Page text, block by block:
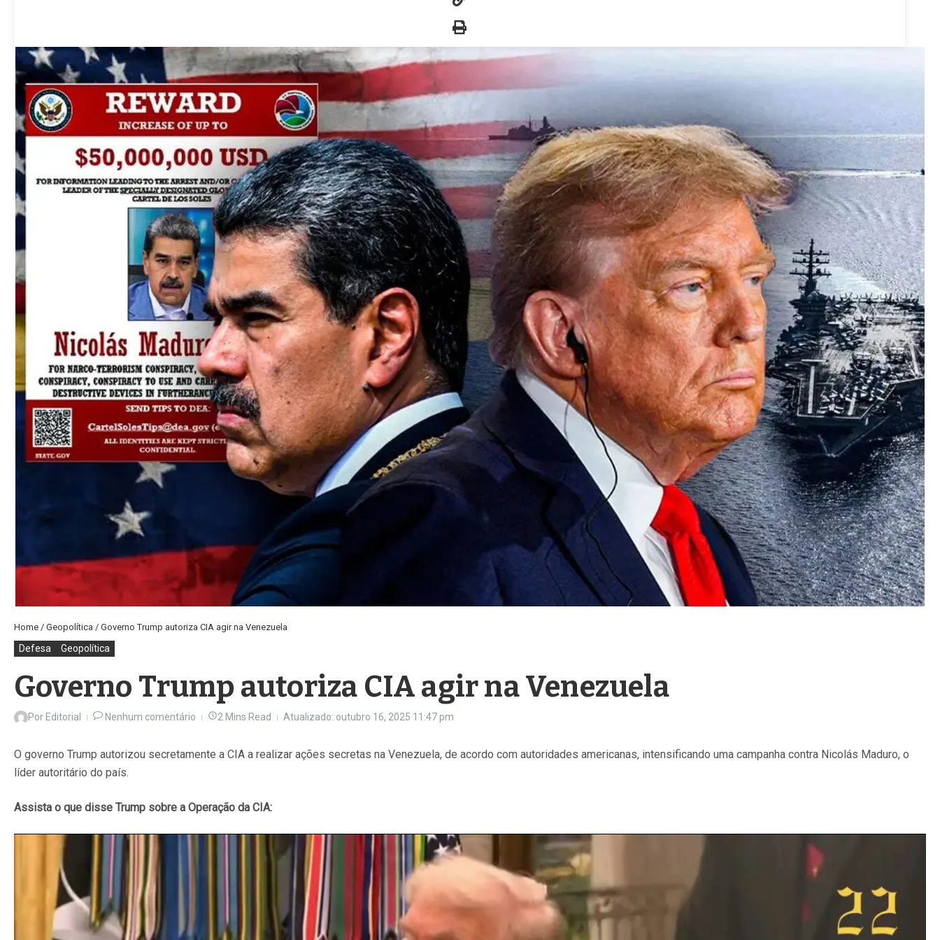
Home / Geopolítica / Governo Trump autoriza CIA agir na Venezuela
Defesa Geopolítica
Governo Trump autoriza CIA agir na Venezuela
Por Editorial Nenhum comentário 2 Mins Read Atualizado: outubro 16, 2025 11:47 pm
O governo Trump autorizou secretamente a CIA a realizar ações secretas na Venezuela, de acordo com autoridades americanas, intensificando uma campanha contra Nicolás Maduro, o
líder autoritário do país.
Assista o que disse Trump sobre a Operação da CIA: